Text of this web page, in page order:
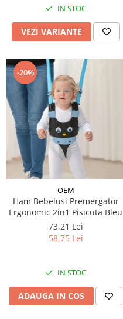
IN STOC
VEZI VARIANTE
-20%
OEM
Ham Bebelusi Premergator
Ergonomic 2in1 Pisicuta Bleu
73,21 Lei
58,75 Lei
IN STOC
ADAUGA IN COS